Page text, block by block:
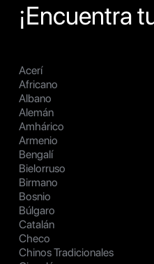
¡Encuentra
Acerí
Africano
Albano
Alemán
Amhárico
Armenio
Bengalí
Bielorruso
Birmano
Bosnio
Búlgaro
Catalán
Checo
Chinos Tradicionales